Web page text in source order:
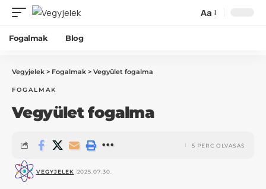
Aa
Fogalmak Blog
Vegyjelek > Fogalmak > Vegyület fogalma
FOGALMAK
Vegyület fogalma
VEGYJELEK 2025.07.30.
5 PERC OLVASÁS